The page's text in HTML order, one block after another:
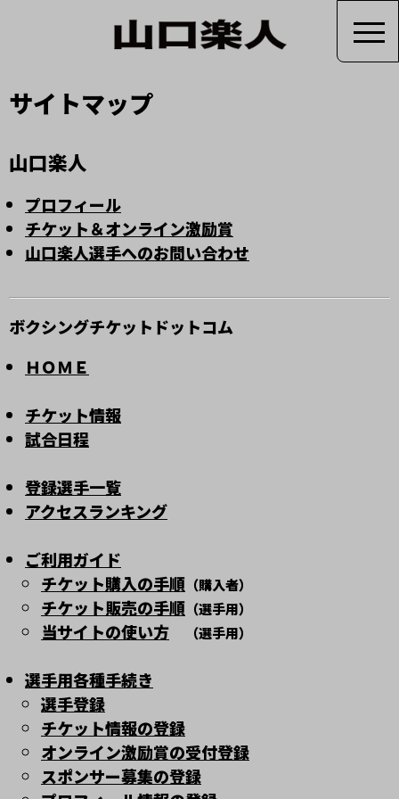
サイトマップ
山口楽人
プロフィール
チケット＆オンライン激励賞
山口楽人選手へのお問い合わせ
ボクシングチケットドットコム
ＨＯＭＥ
チケット情報
試合日程
登録選手一覧
アクセスランキング
ご利用ガイド
チケット購入の手順 （購入者）
チケット販売の手順 （選手用）
当サイトの使い方 （選手用）
選手用各種手続き
選手登録
チケット情報の登録
オンライン激励賞の受付登録
スポンサー募集の登録